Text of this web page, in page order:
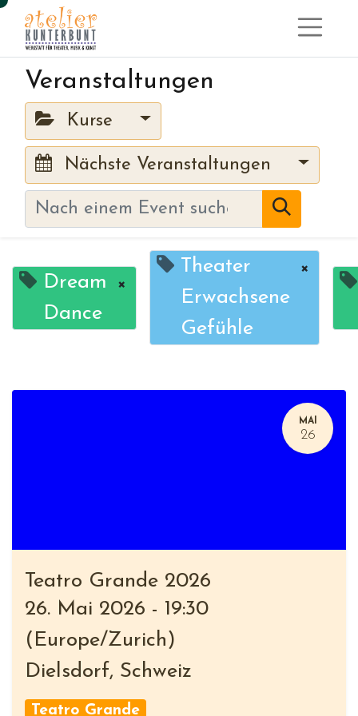
Veranstaltungen
Kurse
Nächste Veranstaltungen
Dream
Dance
×
Theater
Erwachsene
Gefühle
×
MAI
26
Teatro Grande 2026
26. Mai 2026 - 19:30
( Europe/Zurich )
Dielsdorf, Schweiz
Teatro Grande